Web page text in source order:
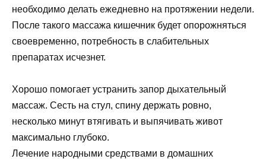
необходимо делать ежедневно на протяжении недели.
После такого массажа кишечник будет опорожняться
своевременно, потребность в слабительных
препаратах исчезнет.
Хорошо помогает устранить запор дыхательный
массаж. Сесть на стул, спину держать ровно,
несколько минут втягивать и выпячивать живот
максимально глубоко.
Лечение народными средствами в домашних